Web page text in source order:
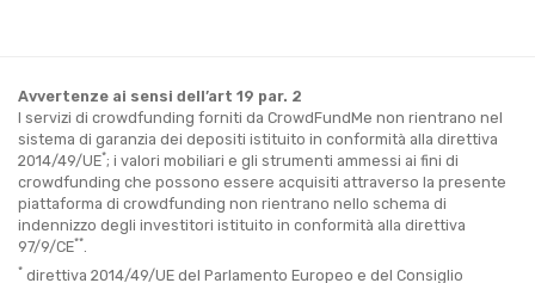
Avvertenze ai sensi dell’art 19 par. 2
I servizi di crowdfunding forniti da CrowdFundMe non rientrano nel
sistema di garanzia dei depositi istituito in conformità alla direttiva
2014/49/UE*; i valori mobiliari e gli strumenti ammessi ai fini di
crowdfunding che possono essere acquisiti attraverso la presente
piattaforma di crowdfunding non rientrano nello schema di
indennizzo degli investitori istituito in conformità alla direttiva
97/9/CE**
* direttiva 2014/49/UE del Parlamento Europeo e del Consiglio